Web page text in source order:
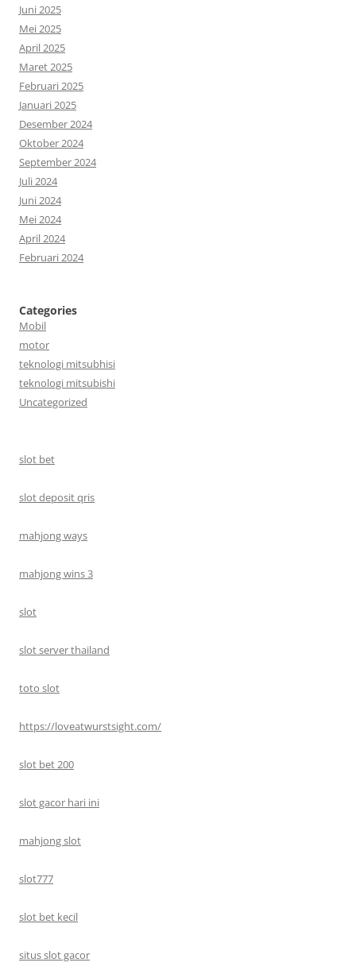
Juni 2025
Mei 2025
April 2025
Maret 2025
Februari 2025
Januari 2025
Desember 2024
Oktober 2024
September 2024
Juli 2024
Juni 2024
Mei 2024
April 2024
Februari 2024
Categories
Mobil
motor
teknologi mitsubhisi
teknologi mitsubishi
Uncategorized
slot bet
slot deposit qris
mahjong ways
mahjong wins 3
slot
slot server thailand
toto slot
https://loveatwurstsight.com/
slot bet 200
slot gacor hari ini
mahjong slot
slot777
slot bet kecil
situs slot gacor